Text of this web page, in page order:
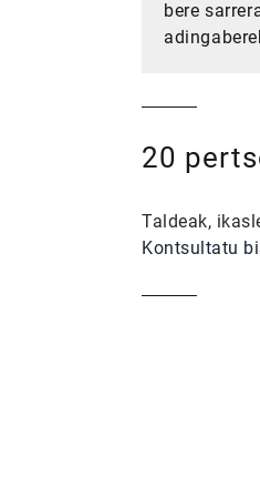
bere
20
Taldeak,
Kontsultatu